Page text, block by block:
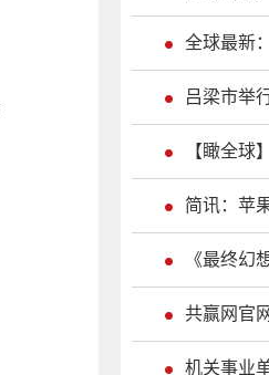
全球最新
吕梁市举
【瞰全球
简讯：苹
《最终幻
共赢网官
机关事业